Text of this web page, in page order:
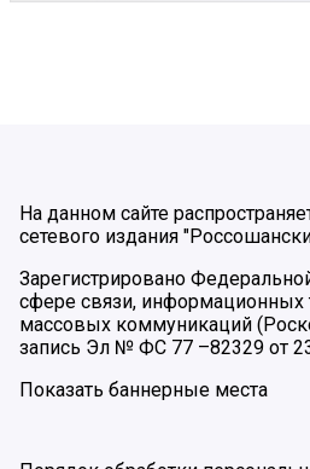
На данном сайте
сетевого издания
Зарегистрировано
сфере связи, информационных
массовых коммуникаций
запись Эл № ФС 77 –82329 от
Показать баннерные места